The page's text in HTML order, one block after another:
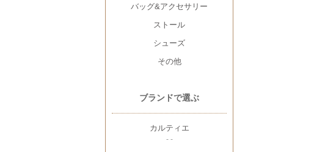
バッグ&アクセサリー
ストール
シューズ
その他
ブランドで選ぶ
カルティエ
- -